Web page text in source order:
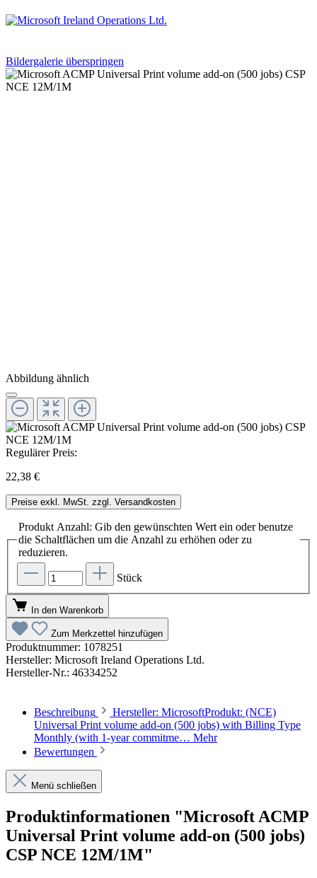
Bildergalerie überspringen
Abbildung ähnlich
Regulärer Preis:
22,38 €
Preise exkl. MwSt. zzgl. Versandkosten
Produkt Anzahl: Gib den gewünschten Wert ein oder benutze
die Schaltflächen um die Anzahl zu erhöhen oder zu
reduzieren.
Stück
In den Warenkorb
Zum Merkzettel hinzufügen
Produktnummer: 1078251
Hersteller: Microsoft Ireland Operations Ltd.
Hersteller-Nr.: 46334252
Beschreibung
Hersteller: MicrosoftProdukt: (NCE)
Universal Print volume add-on (500 jobs) with Billing Type
Monthly (with 1-year commitme… Mehr
Bewertungen
Menü schließen
Produktinformationen "Microsoft ACMP
Universal Print volume add-on (500 jobs)
CSP NCE 12M/1M"